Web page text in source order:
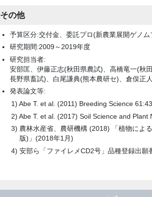
その他
予算区分:交付金、委託プロ(新農業展開ゲノ
研究期間:2009～2019年度
研究担当者:
安部匡、伊藤正志(秋田県農試)、高橋竜一(秋
長野県畜試)、白尾謙典(熊本農研セ)、倉俣正
発表論文等:
Abe T. et al. (2011) Breeding Science
Abe T. et al. (2017) Soil Science and Plant
農林水産省、農研機構 (2018) 「植物によ
版)」(2018年1月)
安部ら「ファイレメCD2号」品種登録出